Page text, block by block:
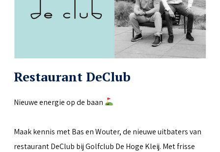
Restaurant DeClub
Nieuwe energie op de baan
Maak kennis met Bas en Wouter, de nieuwe uitbaters van
restaurant DeClub bij Golfclub De Hoge Kleij. Met frisse